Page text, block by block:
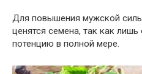
Для повышения мужской
ценятся семена, так как
потенцию в полной мере.